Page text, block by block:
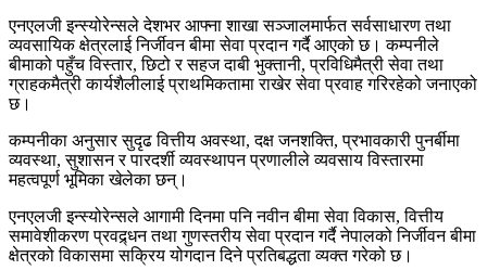
एनएलजी इन्स्योरेन्सले देशभर आफ्ना शाखा सञ्जालमार्फत सर्वसाधारण तथा
व्यवसायिक क्षेत्रलाई निर्जीवन बीमा सेवा प्रदान गर्दै आएको छ। कम्पनीले
बीमाको पहुँच विस्तार, छिटो र सहज दाबी भुक्तानी, प्रविधिमैत्री सेवा तथा
ग्राहकमैत्री कार्यशैलीलाई प्राथमिकतामा राखेर सेवा प्रवाह गरिरहेको जनाएको
छ।
कम्पनीका अनुसार सुदृढ वित्तीय अवस्था, दक्ष जनशक्ति, प्रभावकारी पुनर्बीमा
व्यवस्था, सुशासन र पारदर्शी व्यवस्थापन प्रणालीले व्यवसाय विस्तारमा
महत्वपूर्ण भूमिका खेलेका छन्।
एनएलजी इन्स्योरेन्सले आगामी दिनमा पनि नवीन बीमा सेवा विकास, वित्तीय
समावेशीकरण प्रवद्र्धन तथा गुणस्तरीय सेवा प्रदान गर्दै नेपालको निर्जीवन बीमा
क्षेत्रको विकासमा सक्रिय योगदान दिने प्रतिबद्धता व्यक्त गरेको छ।